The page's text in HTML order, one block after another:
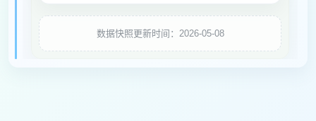
数据快照更新时间：2026-05-08